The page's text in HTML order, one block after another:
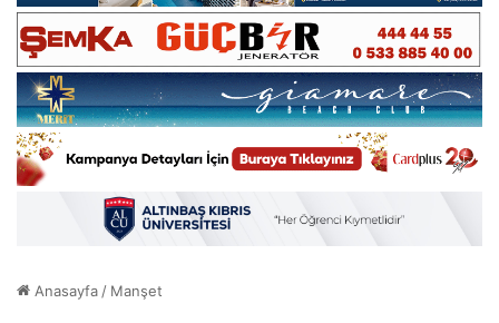
Anasayfa/ Manşet